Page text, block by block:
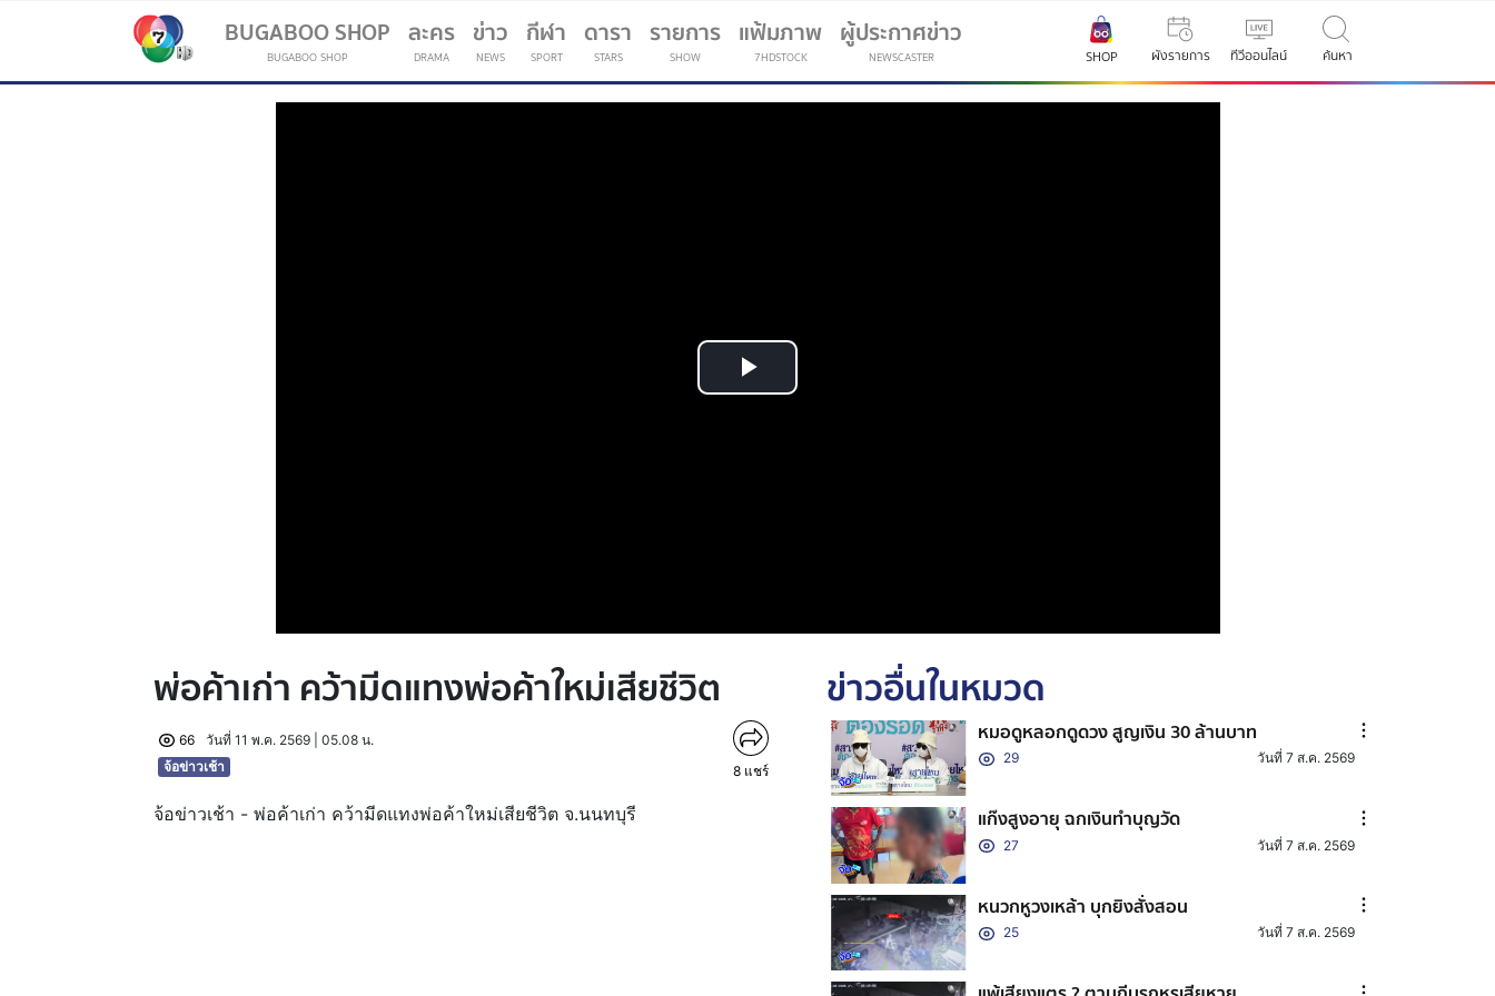
BUGABOO SHOP
BUGABOO SHOP
ละคร
DRAMA
ข่าว
NEWS
กีฬา
SPORT
(current)
ดารา
STARS
รายการ
SHOW
แฟ้มภาพ
7HDSTOCK
ผู้ประกาศข่าว
NEWSCASTER SHOP ผังรายการ ทีวีออนไลน์ ค้นหา
Play
พ่อค้าเก่า คว้ามีดแทงพ่อค้าใหม่เสียชีวิต
66
วันที่ 11 พ.ค. 2569 | 05.08 น.
จ้อข่าวเช้า
8 แชร์
จ้อข่าวเช้า - พ่อค้าเก่า คว้ามีดแทงพ่อค้าใหม่เสียชีวิต จ.นนทบุรี
ข่าวอื่นในหมวด
หมอดูหลอกดูดวง สูญเงิน 30 ล้านบาท
29 วันที่ 7 ส.ค. 2569
แก๊งสูงอายุ ฉกเงินทำบุญวัด
27 วันที่ 7 ส.ค. 2569
หนวกหูวงเหล้า บุกยิงสั่งสอน
25 วันที่ 7 ส.ค. 2569